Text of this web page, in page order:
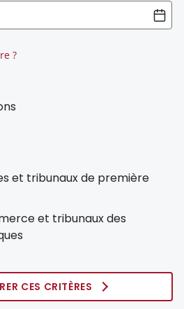
?
et tribunaux de première
et tribunaux des
CES CRITÈRES